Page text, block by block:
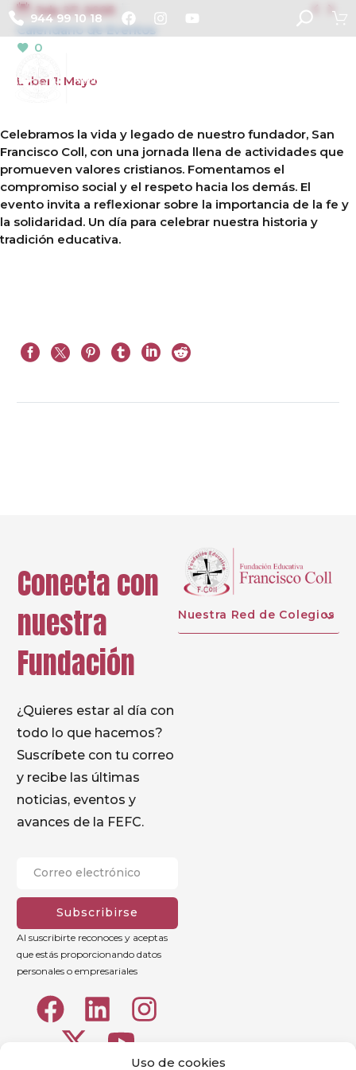
Uso de cookies
944 99 10 18  
July 27, 2025
Calendario de Eventos
0
Label 1: Mayo
Celebramos la vida y legado de nuestro fundador, San
Francisco Coll, con una jornada llena de actividades que
promueven valores cristianos. Fomentamos el
compromiso social y el respeto hacia los demás. El
evento invita a reflexionar sobre la importancia de la fe y
la solidaridad. Un día para celebrar nuestra historia y
tradición educativa.
Conecta con
nuestra
Fundación
¿Quieres estar al día con
todo lo que hacemos?
Suscríbete con tu correo
y recibe las últimas
noticias, eventos y
avances de la FEFC.
Subscribirse
Al suscribirte reconoces y aceptas
que estás proporcionando datos
personales o empresariales
Nuestra Red de Colegios